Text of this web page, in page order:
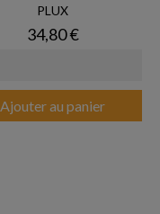
PLUX
Prix
34,80 €
Ajouter au panier